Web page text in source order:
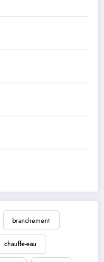
branchement
chauffe-eau